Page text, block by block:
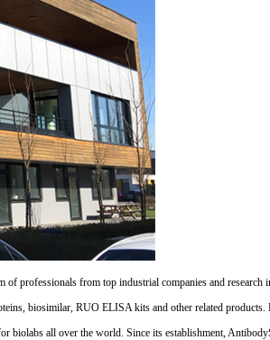
professionals from top industrial companies and research
biosimilar, RUO ELISA kits and other related
all over the world. Since its establishment,